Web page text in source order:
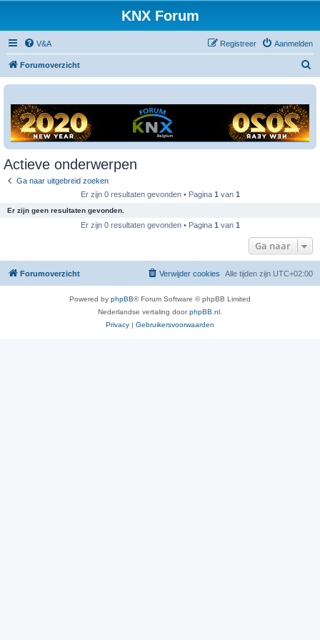
KNX Forum
V&A Aanmelden
Registreer
Forumoverzicht
Actieve onderwerpen
Ga naar uitgebreid zoeken
Er zijn 0 resultaten gevonden • Pagina 1 van 1
Er zijn geen resultaten gevonden.
Er zijn 0 resultaten gevonden • Pagina 1 van 1
Ga naar
Forumoverzicht Alle tijden zijn UTC+02:00
Verwijder cookies
Powered by phpBB® Forum Software © phpBB Limited
Nederlandse vertaling doorphpBB.nl
Privacy | Gebruikersvoorwaarden